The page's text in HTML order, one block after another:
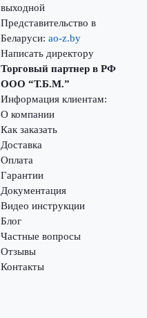
выходной
Представительство в
Беларуси: ao-z.by
Написать директору
Торговый партнер в РФ
ООО “Т.Б.М.”
Информация клиентам:
О компании
Как заказать
Доставка
Оплата
Гарантии
Документация
Видео инструкции
Блог
Частные вопросы
Отзывы
Контакты